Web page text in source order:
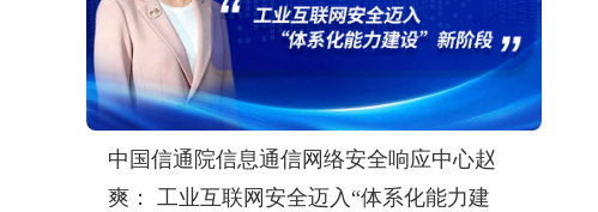
中国信通院信息通信网络安全响应中心赵
爽： 工业互联网安全迈入“体系化能力建